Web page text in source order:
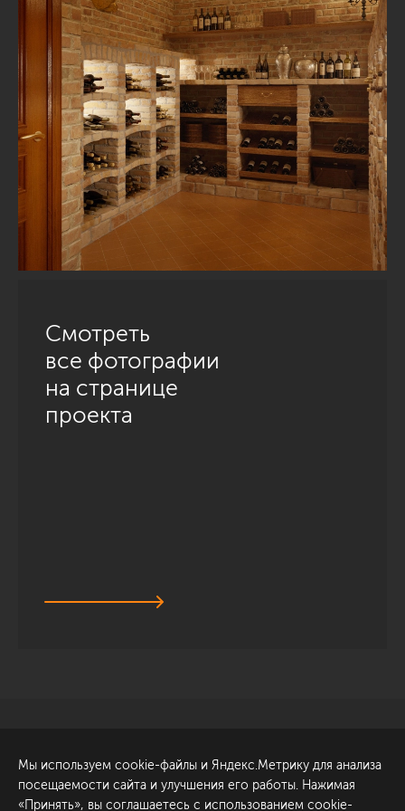
Смотреть
все фотографии
на странице
проекта
Обсудить проект
ул. Академика Павлова, 6
к1
Мы используем cookie-файлы и Яндекс.Метрику для анализа
посещаемости сайта и улучшения его работы. Нажимая
«Принять», вы соглашаетесь с использованием cookie-